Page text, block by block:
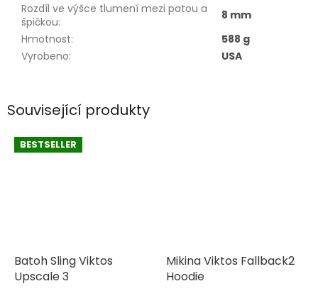
Související produkty
BESTSELLER
Batoh Sling Viktos
Upscale 3
Mikina Viktos Fallback2
Hoodie
Rozdíl ve výšce tlumení mezi patou a
špičkou:
8 mm
Hmotnost:
588 g
Vyrobeno: USA